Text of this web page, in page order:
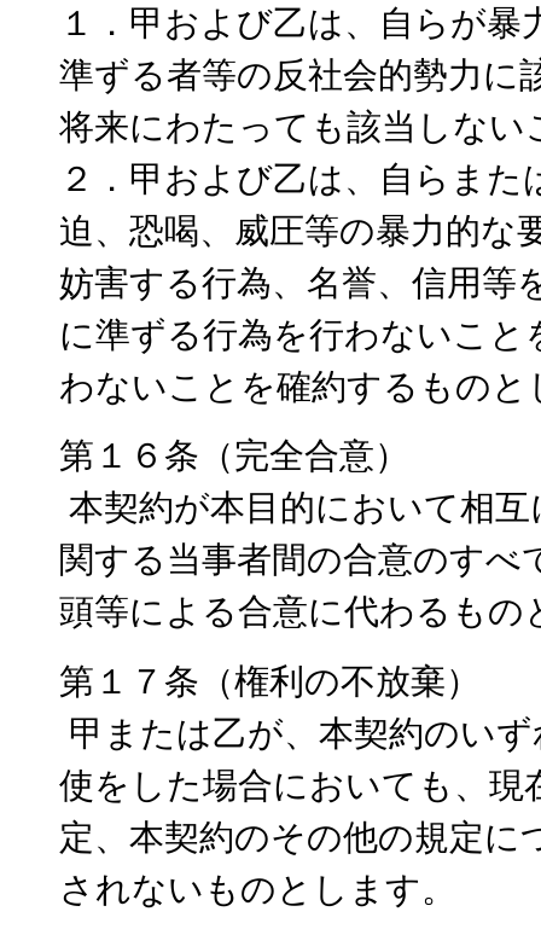
１．甲および乙は、自らが
準ずる者等の反社会的勢力に
将来にわたっても該当しな
２．甲および乙は、自らま
迫、恐喝、威圧等の暴力的な
妨害する行為、名誉、信用等
に準ずる行為を行わないこ
わないことを確約するものと
第１６条（完全合意）
本契約が本目的において相
関する当事者間の合意のす
頭等による合意に代わるもの
第１７条（権利の不放棄）
甲または乙が、本契約のい
使をした場合においても、
定、本契約のその他の規定
されないものとします。